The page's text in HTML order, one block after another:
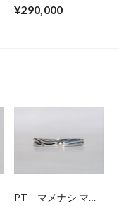
¥290,000
PT マメナシ マリ